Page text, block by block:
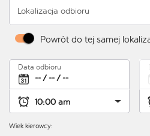
Lokalizacja odbioru
Powrót do tej samej
Data odbioru
Wiek kierowcy: